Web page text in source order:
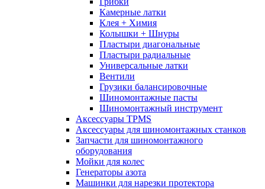
Камерные латки
Клея + Химия
Колышки + Шнуры
Пластыри диагональные
Пластыри радиальные
Универсальные латки
Вентили
Грузики балансировочные
Шиномонтажные пасты
Шиномонтажный инструмент
Аксессуары TPMS
Аксессуары для шиномонтажных станков
Запчасти для шиномонтажного
оборудования
Мойки для колес
Генераторы азота
Машинки для нарезки протектора